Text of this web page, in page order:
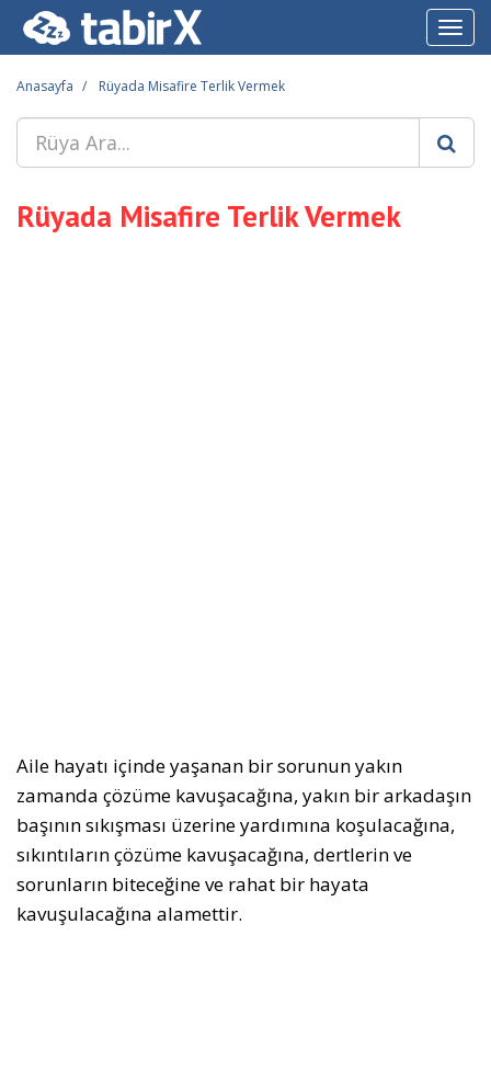
Anasayfa Rüyada Misafire Terlik Vermek
Rüyada Misafire Terlik Vermek
Aile hayatı içinde yaşanan bir sorunun yakın
zamanda çözüme kavuşacağına, yakın bir arkadaşın
başının sıkışması üzerine yardımına koşulacağına,
sıkıntıların çözüme kavuşacağına, dertlerin ve
sorunların biteceğine ve rahat bir hayata
kavuşulacağına alamettir.